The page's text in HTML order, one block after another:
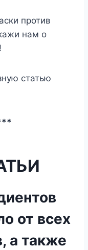
против
нам о
статью
от всех
а также